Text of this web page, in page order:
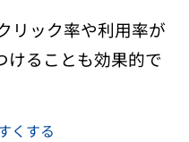
リック率や利用率が
けることも効果的で
くする